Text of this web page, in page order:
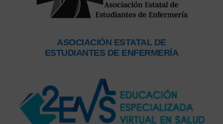
ASOCIACIÓN ESTATAL DE
ESTUDIANTES DE ENFERMERÍA